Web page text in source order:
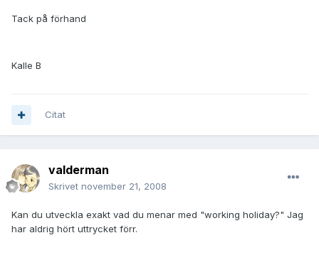
Tack på förhand
Kalle B
Citat
valderman
Skrivet november 21, 2008
Kan du utveckla exakt vad du menar med "working holiday?" Jag
har aldrig hört uttrycket förr.